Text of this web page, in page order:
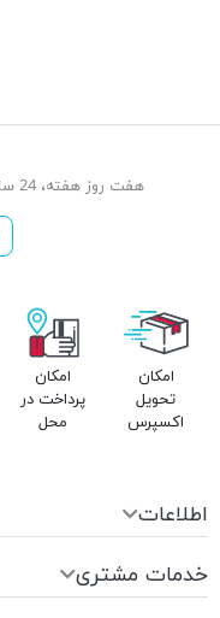
هفت روز هفته، 24 ساعت شبانه روز پاسخگوی شما هستیم
امکان
تحویل
اکسپرس
امکان
پرداخت در
محل
اطلاعات
خدمات مشتری